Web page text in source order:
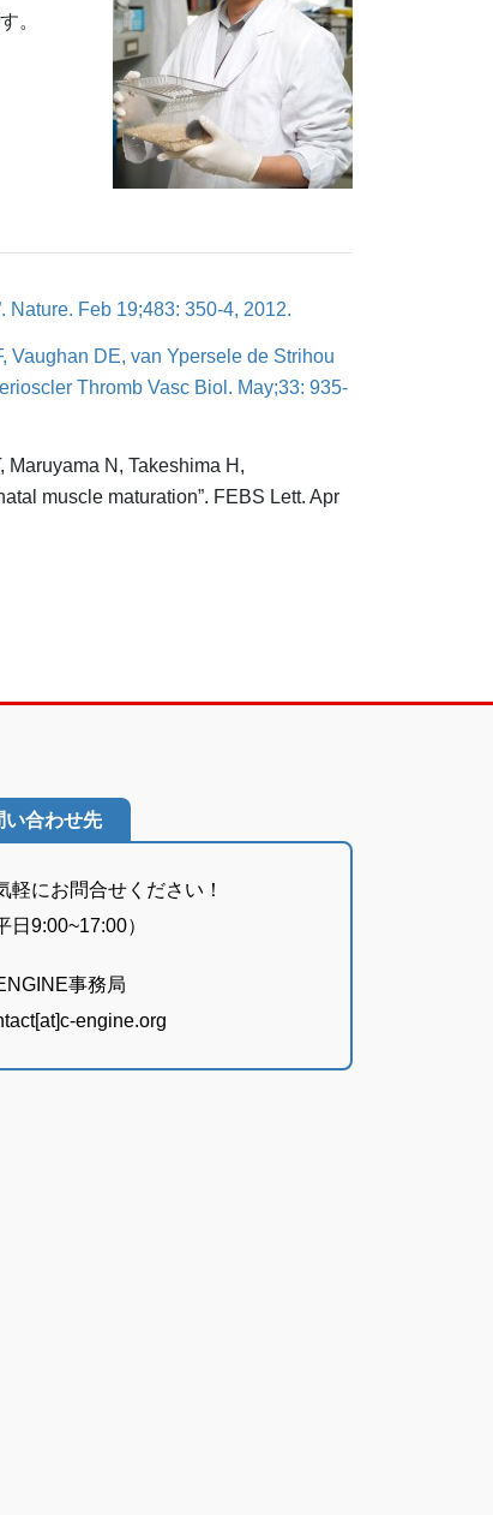
。
Nature. Feb 19;483: 350-4, 2012.
Vaughan DE, van Ypersele de Strihou
Thromb Vasc Biol. May;33: 935-
Maruyama N, Takeshima H,
muscle maturation”. FEBS Lett. Apr
い合わせ先
軽にお問合せください！
日9:00~17:00）
事務局
engine.org